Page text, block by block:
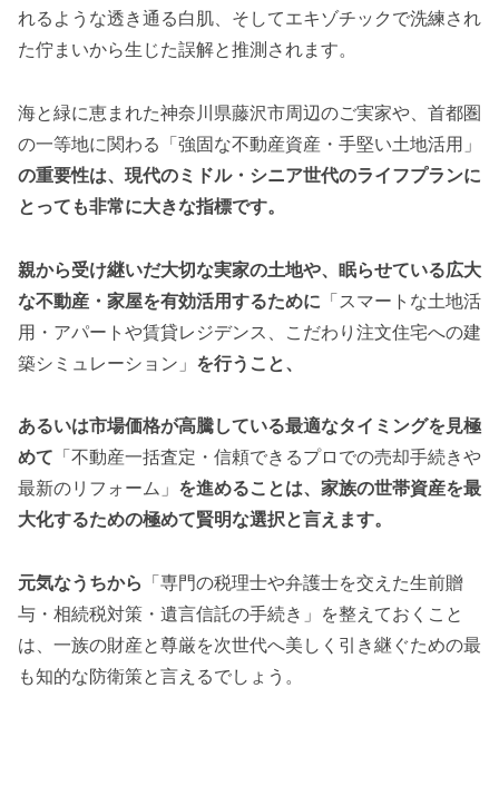
れるような透き通る白肌、そしてエキゾチックで洗練され
た佇まいから生じた誤解と推測されます。
海と緑に恵まれた神奈川県藤沢市周辺のご実家や、首都圏
の一等地に関わる「強固な不動産資産・手堅い土地活用」
の重要性は、現代のミドル・シニア世代のライフプランに
とっても非常に大きな指標です。
親から受け継いだ大切な実家の土地や、眠らせている広大
な不動産・家屋を有効活用するために 「スマートな土地活
用・アパートや賃貸レジデンス、こだわり注文住宅への建
築シミュレーション」 を行うこと、
あるいは市場価格が高騰している最適なタイミングを見極
めて 「不動産一括査定・信頼できるプロでの売却手続きや
最新のリフォーム」 を進めることは、家族の世帯資産を最
大化するための極めて賢明な選択と言えます。
元気なうちから 「専門の税理士や弁護士を交えた生前贈
与・相続税対策・遺言信託の手続き」を整えておくこと
は、一族の財産と尊厳を次世代へ美しく引き継ぐための最
も知的な防衛策と言えるでしょう。